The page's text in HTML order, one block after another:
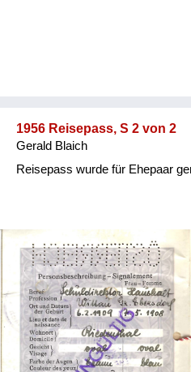
1956 Reisepass, S 2 von 2
Gerald Blaich
Reisepass wurde für Ehepaar